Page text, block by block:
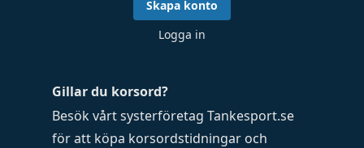
Gillar du korsord?
Besök vårt systerföretag Tankesport.se
för att köpa korsordstidningar och
Skapa konto
Logga in